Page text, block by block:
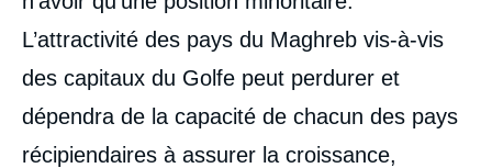
L’attractivité des pays du Maghreb vis-à-vis
des capitaux du Golfe peut perdurer et
dépendra de la capacité de chacun des pays
récipiendaires à assurer la croissance,